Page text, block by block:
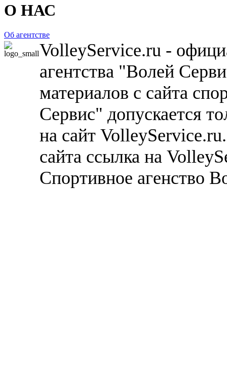
О НАС
Об агентстве
VolleyService.ru -
агентства "Волей
материалов с сайта
Сервис" допускается
на сайт
сайта ссылка на
Спортивное агенство